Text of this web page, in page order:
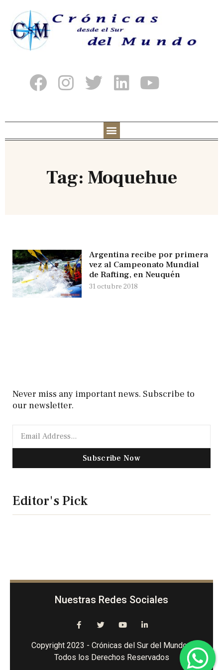
Tag: Moquehue
Argentina recibe por primera
vez al Campeonato Mundial
de Rafting, en Neuquén
31 octubre 2018
Never miss any important news. Subscribe to
our newsletter.
Subscribe Now
Editor's Pick
Nuestras Redes Sociales
Copyright 2023 - Crónicas del Sur del Mundo -
Todos los Derechos Reservados